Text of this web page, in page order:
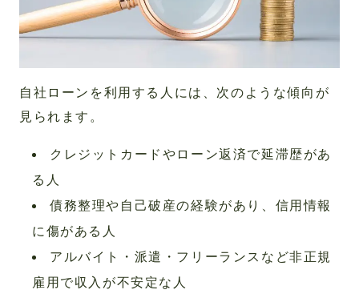
自社ローンを利用する人には、次のような傾向が
見られます。
クレジットカードやローン返済で延滞歴があ
る人
債務整理や自己破産の経験があり、信用情報
に傷がある人
アルバイト・派遣・フリーランスなど非正規
雇用で収入が不安定な人